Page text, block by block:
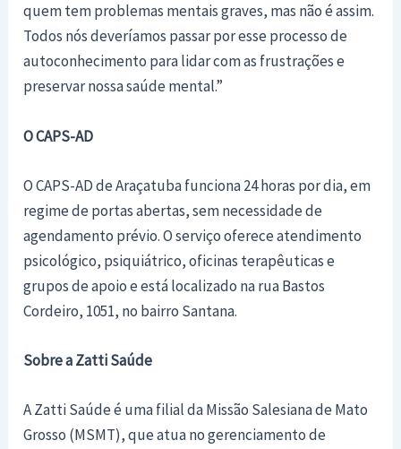
quem tem problemas mentais graves, mas não é assim.
Todos nós deveríamos passar por esse processo de
autoconhecimento para lidar com as frustrações e
preservar nossa saúde mental.”
O CAPS-AD
O CAPS-AD de Araçatuba funciona 24 horas por dia, em
regime de portas abertas, sem necessidade de
agendamento prévio. O serviço oferece atendimento
psicológico, psiquiátrico, oficinas terapêuticas e
grupos de apoio e está localizado na rua Bastos
Cordeiro, 1051, no bairro Santana.
Sobre a Zatti Saúde
A Zatti Saúde é uma filial da Missão Salesiana de Mato
Grosso (MSMT), que atua no gerenciamento de